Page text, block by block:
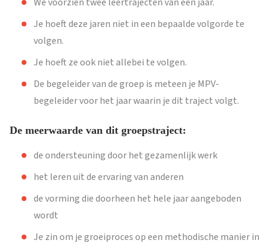
Je hoeft deze jaren niet in een bepaalde volgorde te
volgen.
Je hoeft ze ook niet allebei te volgen.
De begeleider van de groep is meteen je MPV-
begeleider voor het jaar waarin je dit traject volgt.
De meerwaarde van dit groepstraject:
de ondersteuning door het gezamenlijk werk
het leren uit de ervaring van anderen
de vorming die doorheen het hele jaar aangeboden
wordt
Je zin om je groeiproces op een methodische manier in